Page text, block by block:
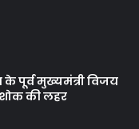
पूर्व मुख्यमंत्री विजय
की लहर